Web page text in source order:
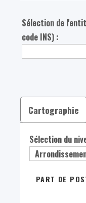
Sélection de
code INS) :
Cartographie
Sélection du
PART DE